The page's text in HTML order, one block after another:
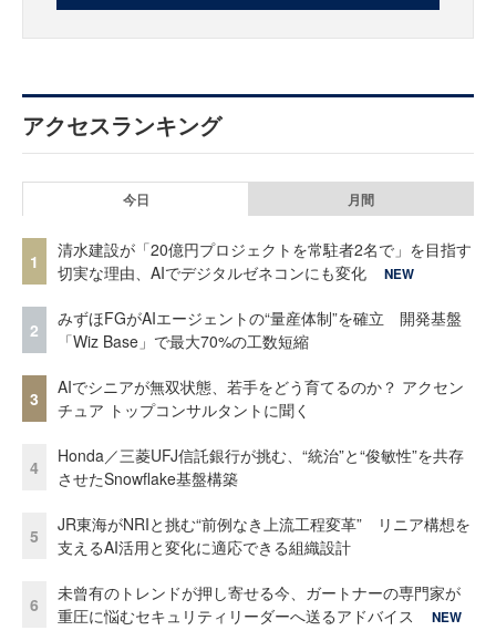
アクセスランキング
今日 月間
1
清水建設が「20億円プロジェクトを常駐者2名で」を目指す
切実な理由、AIでデジタルゼネコンにも変化
NEW
2
みずほFGがAIエージェントの“量産体制”を確立 開発基盤
「Wiz Base」で最大70%の工数短縮
3
AIでシニアが無双状態、若手をどう育てるのか？ アクセン
チュア トップコンサルタントに聞く
4
Honda／三菱UFJ信託銀行が挑む、“統治”と“俊敏性”を共存
させたSnowflake基盤構築
5
JR東海がNRIと挑む“前例なき上流工程変革” リニア構想を
支えるAI活用と変化に適応できる組織設計
6
未曾有のトレンドが押し寄せる今、ガートナーの専門家が
重圧に悩むセキュリティリーダーへ送るアドバイス
NEW